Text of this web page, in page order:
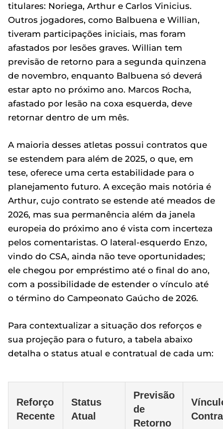
titulares: Noriega, Arthur e Carlos Vinicius.
Outros jogadores, como Balbuena e Willian,
tiveram participações iniciais, mas foram
afastados por lesões graves. Willian tem
previsão de retorno para a segunda quinzena
de novembro, enquanto Balbuena só deverá
estar apto no próximo ano. Marcos Rocha,
afastado por lesão na coxa esquerda, deve
retornar dentro de um mês.
A maioria desses atletas possui contratos que
se estendem para além de 2025, o que, em
tese, oferece uma certa estabilidade para o
planejamento futuro. A exceção mais notória é
Arthur, cujo contrato se estende até meados de
2026, mas sua permanência além da janela
europeia do próximo ano é vista com incerteza
pelos comentaristas. O lateral-esquerdo Enzo,
vindo do CSA, ainda não teve oportunidades;
ele chegou por empréstimo até o final do ano,
com a possibilidade de estender o vínculo até
o término do Campeonato Gaúcho de 2026.
Para contextualizar a situação dos reforços e
sua projeção para o futuro, a tabela abaixo
detalha o status atual e contratual de cada um:
Reforço
Recente
Status
Atual
Previsão
de
Retorno